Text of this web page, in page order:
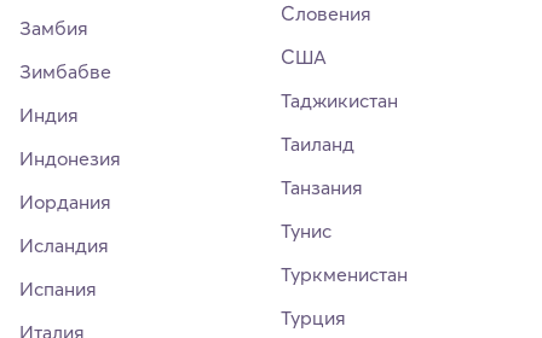
Замбия
Зимбабве
Индия
Индонезия
Иордания
Исландия
Испания
Италия
Словения
США
Таджикистан
Таиланд
Танзания
Тунис
Туркменистан
Турция